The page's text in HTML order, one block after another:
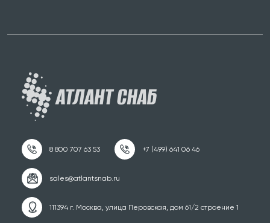
111394 г. Москва, улица Перовская, дом 61/2 строение 1